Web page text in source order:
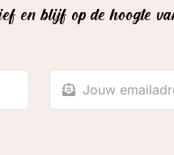
en blijf op de hoogte